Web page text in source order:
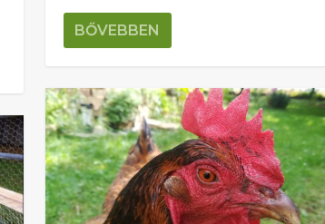
BŐVEBBEN